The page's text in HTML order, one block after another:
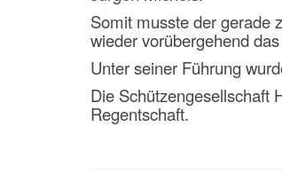
Somit musste der gerade
wieder vorübergehend
Unter seiner Führung
Die Schützengesellschaft
Regentschaft.